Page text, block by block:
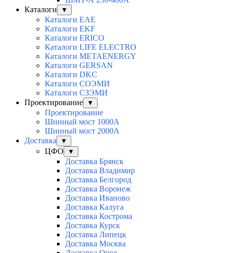
Каталоги
▼
Каталоги EAE
Каталоги EKF
Каталоги ERICO
Каталоги LIFE ELECTRO
Каталоги METAENERGY
Каталоги GERSAN
Каталоги DKC
Каталоги СОЭМИ
Каталоги СЗЭМИ
Проектирование
▼
Проектирование
Шинный мост 1000А
Шинный мост 2000А
Доставка
▼
ЦФО ▼
Доставка Брянск
Доставка Владимир
Доставка Белгород
Доставка Воронеж
Доставка Иваново
Доставка Калуга
Доставка Кострома
Доставка Курск
Доставка Липецк
Доставка Москва